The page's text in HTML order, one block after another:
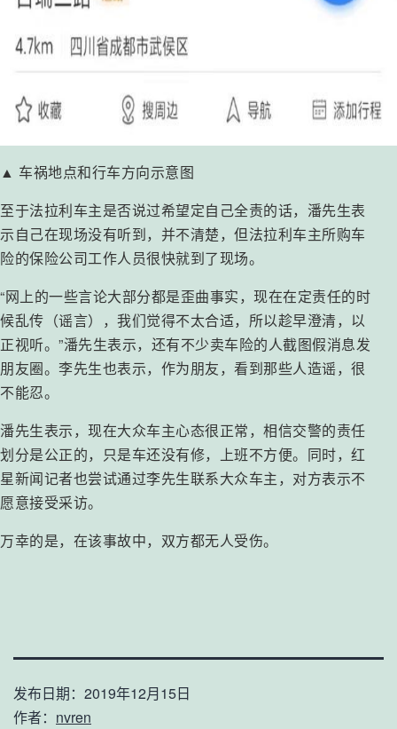
▲ 车祸地点和行车方向示意图
至于法拉利车主是否说过希望定自己全责的话，潘先生表
示自己在现场没有听到，并不清楚，但法拉利车主所购车
险的保险公司工作人员很快就到了现场。
“网上的一些言论大部分都是歪曲事实，现在在定责任的时
候乱传（谣言），我们觉得不太合适，所以趁早澄清，以
正视听。”潘先生表示，还有不少卖车险的人截图假消息发
朋友圈。李先生也表示，作为朋友，看到那些人造谣，很
不能忍。
潘先生表示，现在大众车主心态很正常，相信交警的责任
划分是公正的，只是车还没有修，上班不方便。同时，红
星新闻记者也尝试通过李先生联系大众车主，对方表示不
愿意接受采访。
万幸的是，在该事故中，双方都无人受伤。
发布日期： 2019年12月15日
作者： nvren